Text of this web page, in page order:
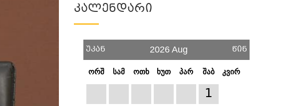
Კალენდარი
უკან 2026 Aug წინ
ორშ სამ ოთხ ხუთ პარ შაბ კვირ
1